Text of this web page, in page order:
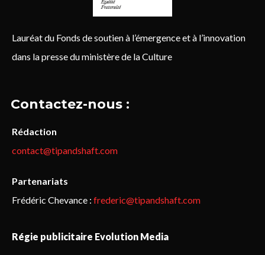
Lauréat du Fonds de soutien à l’émergence et à l’innovation
dans la presse du ministère de la Culture
Contactez-nous :
Rédaction
contact@tipandshaft.com
Partenariats
Frédéric Chevance : frederic@tipandshaft.com
Régie publicitaire Evolution Media